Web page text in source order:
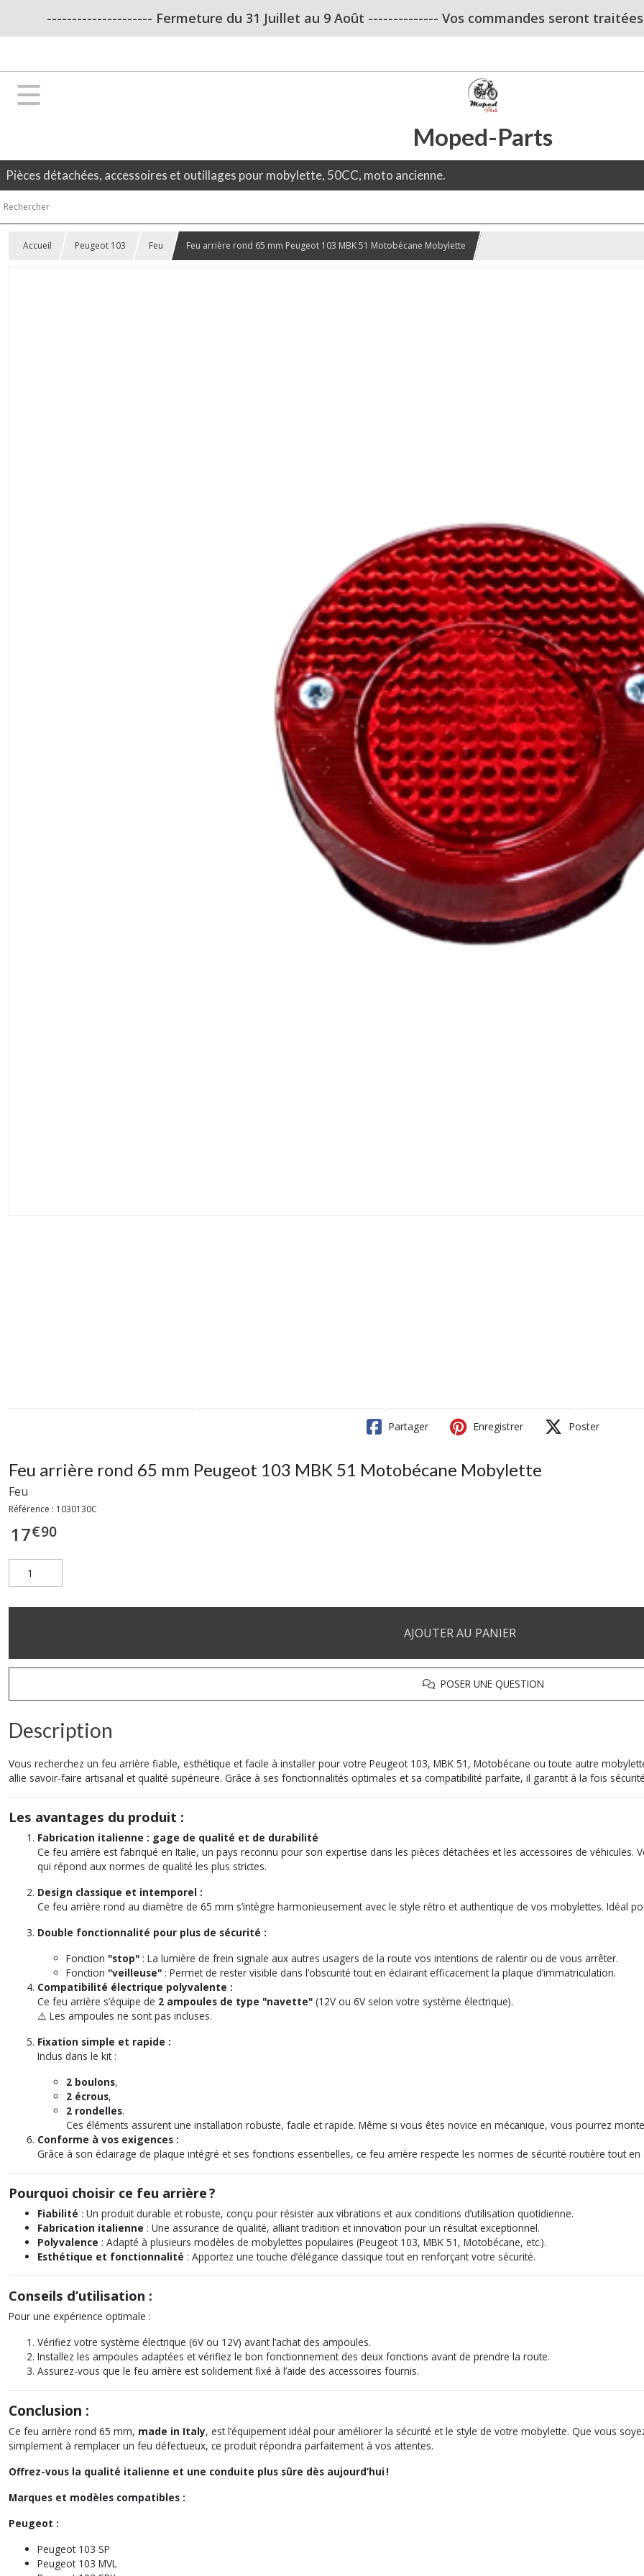
--------------------- Fermeture du 31 Juillet au 9 Août -------------- Vos commandes seront
Moped-Parts
Pièces détachées, accessoires et outillages pour mobylette, 50CC, moto ancienne.
Accueil Peugeot 103 Feu Feu arrière rond 65 mm Peugeot 103 MBK 51 Motobécane Mobylette
Partager Enregistrer Poster
Feu arrière rond 65 mm Peugeot 103 MBK 51 Motobécane Mobylette
Feu
Référence : 1030130C
17€90
AJOUTER AU PANIER
POSER UNE QUESTION
Description
Vous recherchez un feu arrière fiable, esthétique et facile à installer pour votre Peugeot 103, MBK 51, Motobécane ou toute autre
allie savoir-faire artisanal et qualité supérieure. Grâce à ses fonctionnalités optimales et sa compatibilité parfaite, il garantit à la fois
Les avantages du produit :
Fabrication italienne : gage de qualité et de durabilité
Ce feu arrière est fabriqué en Italie, un pays reconnu pour son expertise dans les pièces détachées et les accessoires de véhicules.
qui répond aux normes de qualité les plus strictes.
Design classique et intemporel :
Ce feu arrière rond au diamètre de 65 mm s’intègre harmonieusement avec le style rétro et authentique de vos mobylettes. Idéal
Double fonctionnalité pour plus de sécurité :
Fonction "stop" : La lumière de frein signale aux autres usagers de la route vos intentions de ralentir ou de vous arrêter.
Fonction "veilleuse" : Permet de rester visible dans l’obscurité tout en éclairant efficacement la plaque d’immatriculation.
Compatibilité électrique polyvalente :
Ce feu arrière s’équipe de 2 ampoules de type "navette" (12V ou 6V selon votre système électrique).
⚠️ Les ampoules ne sont pas incluses.
Fixation simple et rapide :
Inclus dans le kit :
2 boulons,
2 écrous,
2 rondelles.
Ces éléments assurent une installation robuste, facile et rapide. Même si vous êtes novice en mécanique, vous pourrez
Conforme à vos exigences :
Grâce à son éclairage de plaque intégré et ses fonctions essentielles, ce feu arrière respecte les normes de sécurité routière tout
Pourquoi choisir ce feu arrière ?
Fiabilité : Un produit durable et robuste, conçu pour résister aux vibrations et aux conditions d’utilisation quotidienne.
Fabrication italienne : Une assurance de qualité, alliant tradition et innovation pour un résultat exceptionnel.
Polyvalence : Adapté à plusieurs modèles de mobylettes populaires (Peugeot 103, MBK 51, Motobécane, etc.).
Esthétique et fonctionnalité : Apportez une touche d’élégance classique tout en renforçant votre sécurité.
Conseils d’utilisation :
Pour une expérience optimale :
Vérifiez votre système électrique (6V ou 12V) avant l’achat des ampoules.
Installez les ampoules adaptées et vérifiez le bon fonctionnement des deux fonctions avant de prendre la route.
Assurez-vous que le feu arrière est solidement fixé à l’aide des accessoires fournis.
Conclusion :
Ce feu arrière rond 65 mm, made in Italy, est l’équipement idéal pour améliorer la sécurité et le style de votre mobylette. Que vous
simplement à remplacer un feu défectueux, ce produit répondra parfaitement à vos attentes.
Offrez-vous la qualité italienne et une conduite plus sûre dès aujourd’hui !
Marques et modèles compatibles :
Peugeot :
Peugeot 103 SP
Peugeot 103 MVL